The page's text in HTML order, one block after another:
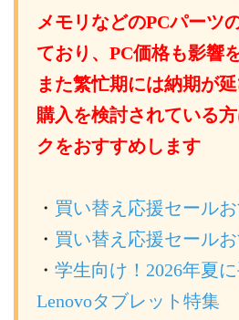
メモリなどのPCパーツ
ており、PC価格も影響
また繁忙期には納期が延
購入を検討されている
クをおすすめします
・ 買い替え応援セール
・ 買い替え応援セール
・ 学生向け！2026年夏
Lenovoタブレット特集